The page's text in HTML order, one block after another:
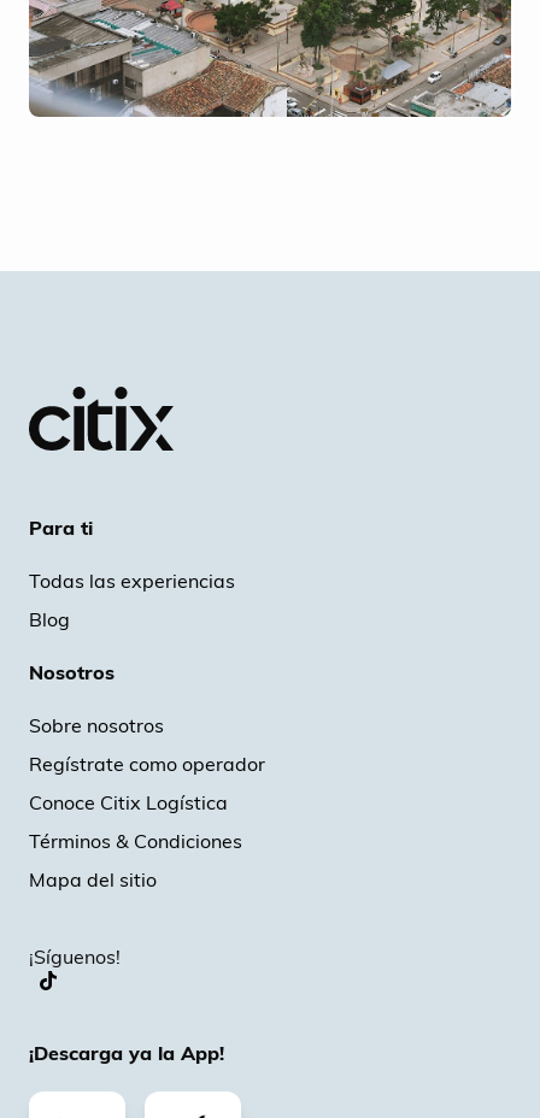
Para ti
Todas las experiencias
Blog
Nosotros
Sobre nosotros
Regístrate como operador
Conoce Citix Logística
Términos & Condiciones
Mapa del sitio
¡Síguenos!
¡Descarga ya la App!